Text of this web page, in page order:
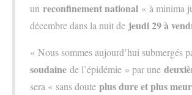
un reconfinement national « à minima
décembre dans la nuit de jeudi 29 à
« Nous sommes aujourd’hui submergés
soudaine de l’épidémie » par une
sera « sans doute plus dure et plus